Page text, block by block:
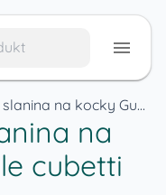
Gusto Bello slanina na kocky Guanciale cubetti
na
cubetti